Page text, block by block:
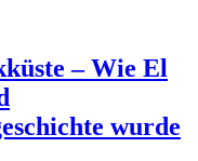
– Wie El
wurde